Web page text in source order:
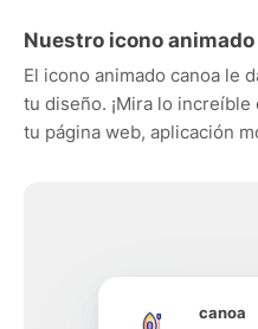
Nuestro icono
El icono animado canoa le
tu diseño. ¡Mira lo
tu página web, aplicación
canoa